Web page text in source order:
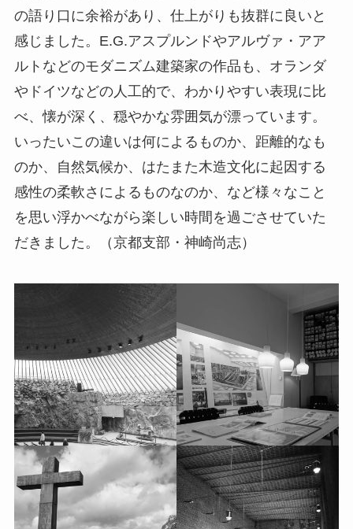
の語り口に余裕があり、仕上がりも抜群に良いと
感じました。E.G.アスプルンドやアルヴァ・アア
ルトなどのモダニズム建築家の作品も、オランダ
やドイツなどの人工的で、わかりやすい表現に比
べ、懐が深く、穏やかな雰囲気が漂っています。
いったいこの違いは何によるものか、距離的なも
のか、自然気候か、はたまた木造文化に起因する
感性の柔軟さによるものなのか、など様々なこと
を思い浮かべながら楽しい時間を過ごさせていた
だきました。（京都支部・神崎尚志）